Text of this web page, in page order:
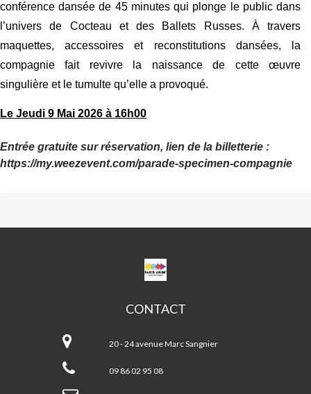
conférence dansée de 45 minutes qui plonge le public dans
l’univers de Cocteau et des Ballets Russes. À travers
maquettes, accessoires et reconstitutions dansées, la
compagnie fait revivre la naissance de cette œuvre
singulière et le tumulte qu’elle a provoqué.
Le Jeudi 9 Mai 2026 à 16h00
Entrée gratuite sur réservation, lien de la billetterie :
https://my.weezevent.com/parade-specimen-compagnie
CPA
MARC
CONTACT
Marc
Sangnier
20 - 24 avenue Marc Sangnier
09 86 02 95 08